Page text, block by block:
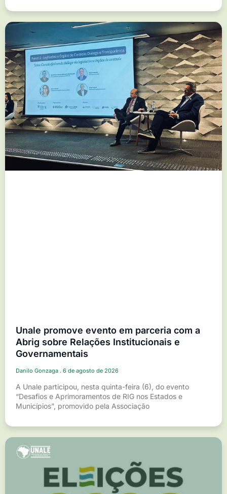
Unale promove evento em parceria com a
Abrig sobre Relações Institucionais e
Governamentais
Danilo Gonzaga 6 de agosto de 2026
A Unale participou, nesta quinta-feira (6), do evento
“Desafios e Aprimoramentos de RIG nos Estados e
Municípios”, promovido pela Associação